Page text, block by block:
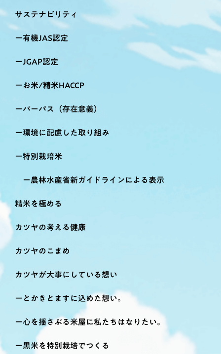
サステナビリティ
有機JAS認定
JGAP認定
お米/精米HACCP
パーパス（存在意義）
環境に配慮した取り組み
特別栽培米
農林水産省新ガイドラインによる表示
精米を極める
カツヤの考える健康
カツヤのこまめ
カツヤが大事にしている想い
とかきとますに込めた想い。
心を揺さぶる米屋に私たちはなりたい。
黒米を特別栽培でつくる